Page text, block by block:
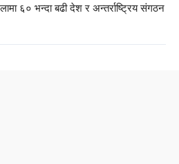
६० भन्दा बढी देश र अन्तर्राष्ट्रिय संगठन